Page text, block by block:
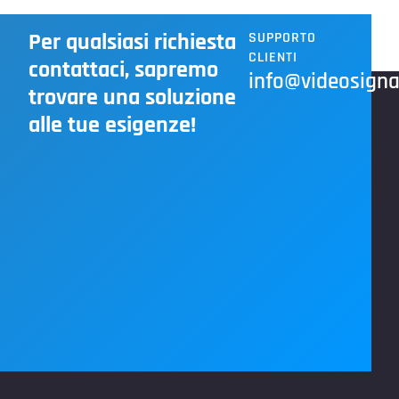
Per qualsiasi richiesta
contattaci, sapremo
trovare una soluzione
alle tue esigenze!
SUPPORTO
CLIENTI